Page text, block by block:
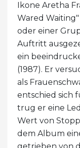
Ikone Aretha
Wared
oder einer
Auftritt
ein
(1987). Er
als
entschied sich
trug er eine
Wert von
dem Album